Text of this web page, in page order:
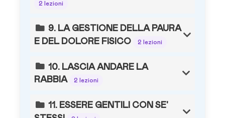
2 lezioni
9. LA GESTIONE DELLA PAURA
E DEL DOLORE FISICO
2 lezioni
10. LASCIA ANDARE LA
RABBIA
2 lezioni
11. ESSERE GENTILI CON SE'